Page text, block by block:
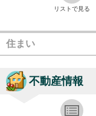
リストで見る
住まい
不動産情報